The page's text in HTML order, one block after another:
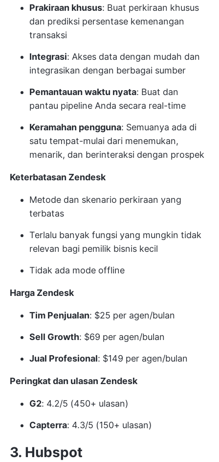
Prakiraan khusus: Buat perkiraan khusus
dan prediksi persentase kemenangan
transaksi
Integrasi: Akses data dengan mudah dan
integrasikan dengan berbagai sumber
Pemantauan waktu nyata: Buat dan
pantau pipeline Anda secara real-time
Keramahan pengguna: Semuanya ada di
satu tempat-mulai dari menemukan,
menarik, dan berinteraksi dengan prospek
Keterbatasan Zendesk
Metode dan skenario perkiraan yang
terbatas
Terlalu banyak fungsi yang mungkin tidak
relevan bagi pemilik bisnis kecil
Tidak ada mode offline
Harga Zendesk
Tim Penjualan: $25 per agen/bulan
Sell Growth: $69 per agen/bulan
Jual Profesional: $149 per agen/bulan
Peringkat dan ulasan Zendesk
G2: 4.2/5 (450+ ulasan)
Capterra: 4.3/5 (150+ ulasan)
3. Hubspot